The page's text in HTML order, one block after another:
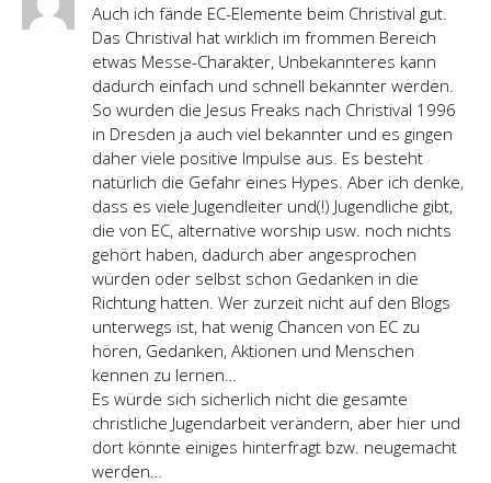
Auch ich fände EC-Elemente beim Christival gut.
Das Christival hat wirklich im frommen Bereich
etwas Messe-Charakter, Unbekannteres kann
dadurch einfach und schnell bekannter werden.
So wurden die Jesus Freaks nach Christival 1996
in Dresden ja auch viel bekannter und es gingen
daher viele positive Impulse aus. Es besteht
natürlich die Gefahr eines Hypes. Aber ich denke,
dass es viele Jugendleiter und(!) Jugendliche gibt,
die von EC, alternative worship usw. noch nichts
gehört haben, dadurch aber angesprochen
würden oder selbst schon Gedanken in die
Richtung hatten. Wer zurzeit nicht auf den Blogs
unterwegs ist, hat wenig Chancen von EC zu
hören, Gedanken, Aktionen und Menschen
kennen zu lernen…
Es würde sich sicherlich nicht die gesamte
christliche Jugendarbeit verändern, aber hier und
dort könnte einiges hinterfragt bzw. neugemacht
werden…